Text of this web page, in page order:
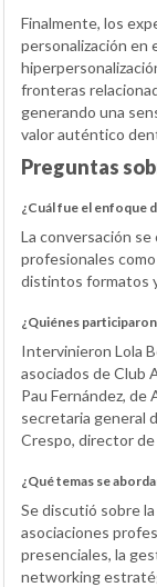
Finalmente, los
personalización en
fronteras
generando una
valor auténtico
Preguntas
¿Cuál fue el enfoque
La conversación
profesionales
distintos formatos
¿Quiénes
Intervinieron Lola
asociados de Club
Pau Fernández, de
secretaria general
Crespo, director
¿Qué temas se
Se discutió sobre
asociaciones
presenciales, la
networking